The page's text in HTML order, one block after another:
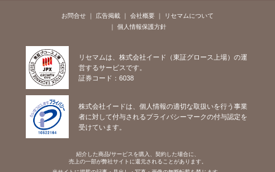
お問合せ 広告掲載 会社概要
リセマムについて
個人情報保護方針
リセマムは、株式会社イード（東証グロース上場）の運
営するサービスです。
証券コード：6038
株式会社イードは、個人情報の適切な取扱いを行う事業
者に対して付与されるプライバシーマークの付与認定を
受けています。
紹介した商品/サービスを購入、契約した場合に、
売上の一部が弊社サイトに還元されることがあります。